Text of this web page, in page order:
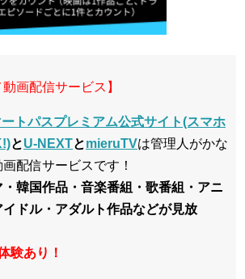
画配信サービス】
トパスプレミアム公式サイト(スマホ
とU-NEXTとmieruTVは管理人がかな
配信サービスです！
・韓国作品・音楽番組・歌番組・アニ
イドル・アダルト作品などが見放
験あり！